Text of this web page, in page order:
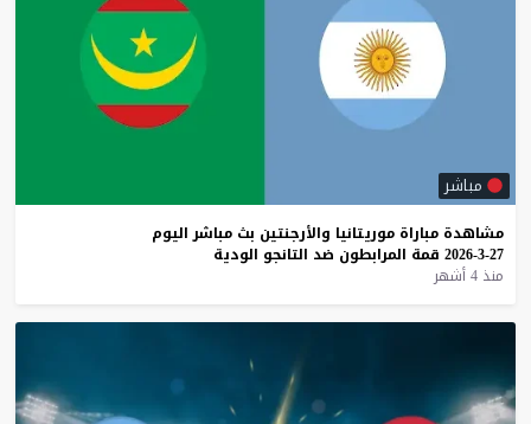
مباشر
مشاهدة مباراة موريتانيا والأرجنتين بث مباشر اليوم
27-3-2026
قمة المرابطون ضد التانجو الودية
منذ 4 أشهر